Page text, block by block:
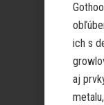
ich s
aj